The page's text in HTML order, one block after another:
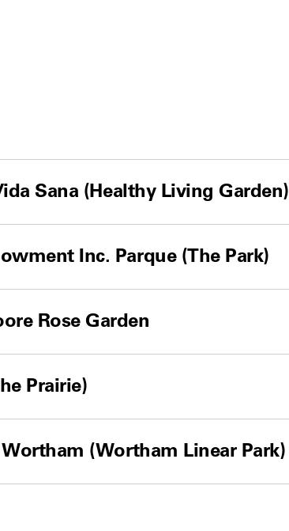
Sana (Healthy Living Garden)
Inc. Parque (The Park)
Rose Garden
Prairie)
(Wortham Linear Park)